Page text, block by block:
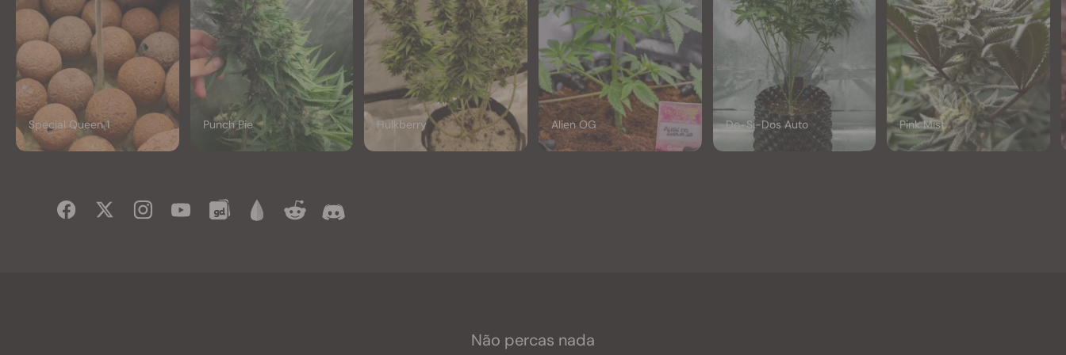
Special Queen 1 Punch Pie Hulkberry Alien OG Do-Si-Dos Auto Pink Mist
Facebook InstagramYoutube Grow DiariesGrow With Jane
Reddit
Não percas nada